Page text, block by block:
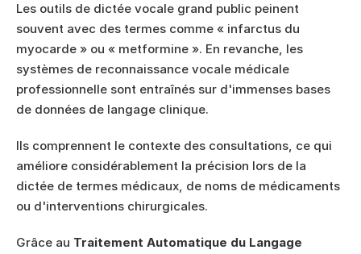
Les outils de dictée vocale grand public peinent
souvent avec des termes comme « infarctus du
myocarde » ou « metformine ». En revanche, les
systèmes de reconnaissance vocale médicale
professionnelle sont entraînés sur d'immenses bases
de données de langage clinique.
Ils comprennent le contexte des consultations, ce qui
améliore considérablement la précision lors de la
dictée de termes médicaux, de noms de médicaments
ou d'interventions chirurgicales.
Grâce au Traitement Automatique du Langage